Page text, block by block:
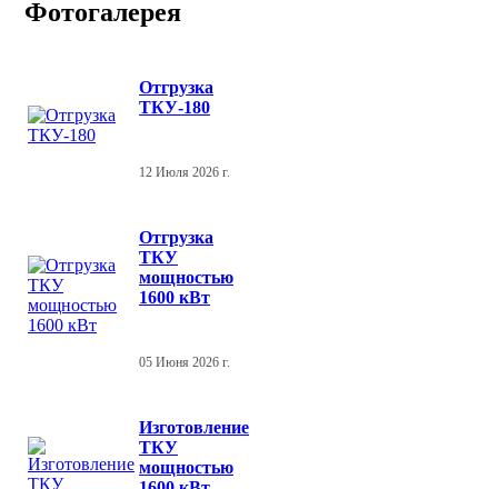
Фотогалерея
Отгрузка
ТКУ-180
12 Июля 2026 г.
Отгрузка
ТКУ
мощностью
1600 кВт
05 Июня 2026 г.
Изготовление
ТКУ
мощностью